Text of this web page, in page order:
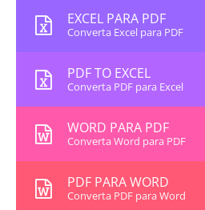
EXCEL PARA PDF
Converta Excel para PDF
PDF TO EXCEL
Converta PDF para Excel
WORD PARA PDF
Converta Word para PDF
PDF PARA WORD
Converta PDF para Word